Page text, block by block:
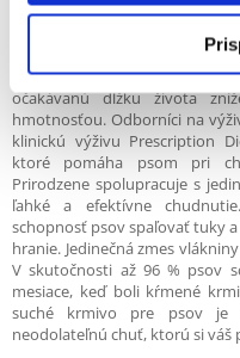
Aj malá hmotnosť navyše
a na vzťah s rodinou, pretože
ovplyvniť pohyblivosť a
života. Udržiavanie
očakávanú dĺžku života
hmotnosťou. Odborníci na
klinickú výživu Prescription
ktoré pomáha psom pri
Prirodzene spolupracuje s
ľahké a efektívne
schopnosť psov spaľovať tuky
hranie. Jedinečná zmes
V skutočnosti až 96 % psov
mesiace, keď boli kŕmené
suché krmivo pre psov je
neodolateľnú chuť, ktorú si váš